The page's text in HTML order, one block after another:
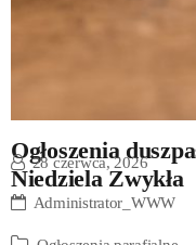
Ogłoszenia
Niedziela Zwykła
28 czerwca, 2026
Administrator_WWW